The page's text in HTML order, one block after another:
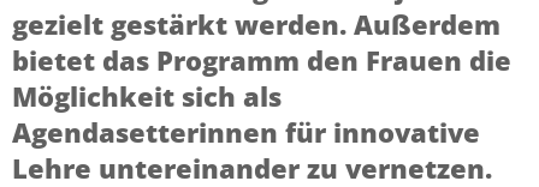
gezielt gestärkt werden. Außerdem
bietet das Programm den Frauen die
Möglichkeit sich als
Agendasetterinnen für innovative
Lehre untereinander zu vernetzen.